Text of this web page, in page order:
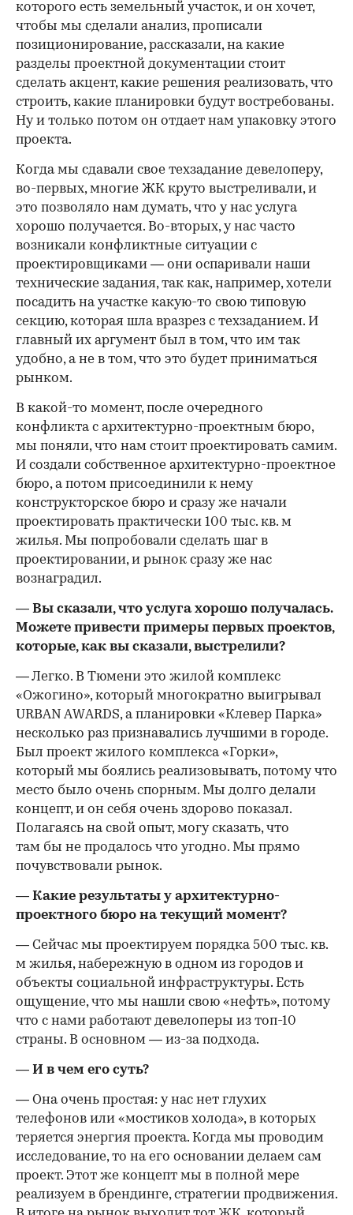
которого есть земельный участок, и он хочет,
чтобы мы сделали анализ, прописали
позиционирование, рассказали, на какие
разделы проектной документации стоит
сделать акцент, какие решения реализовать, что
строить, какие планировки будут востребованы.
Ну и только потом он отдает нам упаковку этого
проекта.
Когда мы сдавали свое техзадание девелоперу,
во-первых, многие ЖК круто выстреливали, и
это позволяло нам думать, что у нас услуга
хорошо получается. Во-вторых, у нас часто
возникали конфликтные ситуации с
проектировщиками — они оспаривали наши
технические задания, так как, например, хотели
посадить на участке какую-то свою типовую
секцию, которая шла вразрез с техзаданием. И
главный их аргумент был в том, что им так
удобно, а не в том, что это будет приниматься
рынком.
В какой-то момент, после очередного
конфликта с архитектурно-проектным бюро,
мы поняли, что нам стоит проектировать самим.
И создали собственное архитектурно-проектное
бюро, а потом присоединили к нему
конструкторское бюро и сразу же начали
проектировать практически 100 тыс. кв. м
жилья. Мы попробовали сделать шаг в
проектировании, и рынок сразу же нас
вознаградил.
— Вы сказали, что услуга хорошо получалась.
Можете привести примеры первых проектов,
которые, как вы сказали, выстрелили?
— Легко. В Тюмени это жилой комплекс
«Ожогино», который многократно выигрывал
URBAN AWARDS, а планировки «Клевер Парка»
несколько раз признавались лучшими в городе.
Был проект жилого комплекса «Горки»,
который мы боялись реализовывать, потому что
место было очень спорным. Мы долго делали
концепт, и он себя очень здорово показал.
Полагаясь на свой опыт, могу сказать, что
там бы не продалось что угодно. Мы прямо
почувствовали рынок.
— Какие результаты у архитектурно-
проектного бюро на текущий момент?
— Сейчас мы проектируем порядка 500 тыс. кв.
м жилья, набережную в одном из городов и
объекты социальной инфраструктуры. Есть
ощущение, что мы нашли свою «нефть», потому
что с нами работают девелоперы из топ-10
страны. В основном — из-за подхода.
— И в чем его суть?
— Она очень простая: у нас нет глухих
телефонов или «мостиков холода», в которых
теряется энергия проекта. Когда мы проводим
исследование, то на его основании делаем сам
проект. Этот же концепт мы в полной мере
реализуем в брендинге, стратегии продвижения.